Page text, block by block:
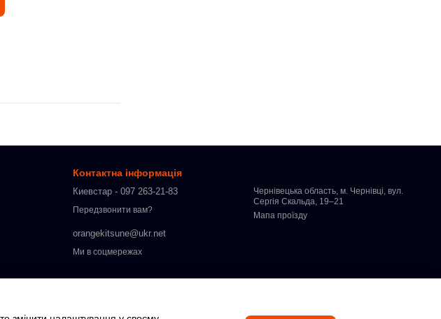
Контактна інформація
Киевстар - 097 263-21-83
Передзвонити вам?
orangekitsune@ukr.net
Чернівецька область, м. Чернівці, вул.
Сергія Скальда, 19–21
Мапа проїзду
Ми в соцмережах